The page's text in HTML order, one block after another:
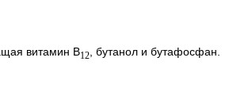
витамин В12, бутанол и бутафосфан.